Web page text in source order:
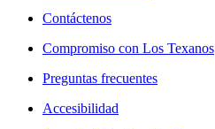
Contáctenos
Compromiso con Los Texanos
Preguntas frecuentes
Accesibilidad